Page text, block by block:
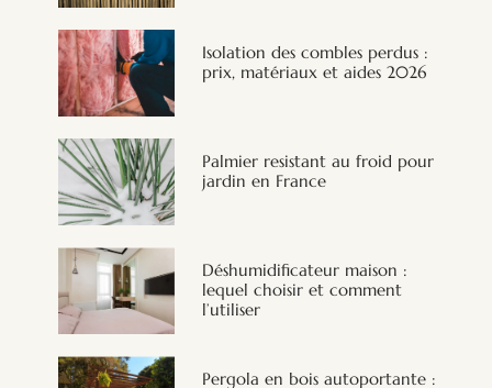
Isolation des combles perdus :
prix, matériaux et aides 2026
Palmier resistant au froid pour
jardin en France
Déshumidificateur maison :
lequel choisir et comment
l’utiliser
Pergola en bois autoportante :